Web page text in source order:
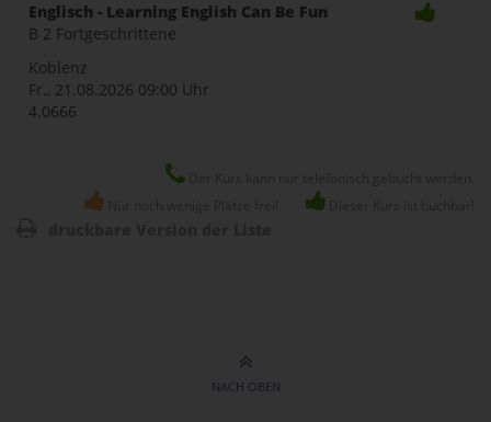
Englisch - Learning English Can Be Fun
B 2 Fortgeschrittene
Koblenz
Fr., 21.08.2026 09:00 Uhr
4.0666
NACH OBEN